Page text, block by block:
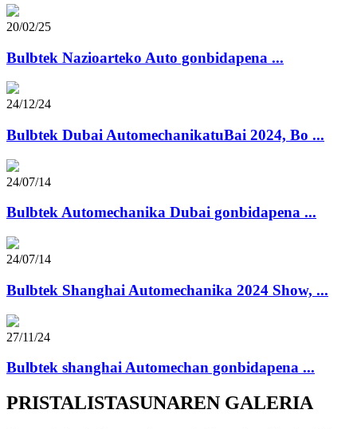
20/02/25
Bulbtek Nazioarteko Auto gonbidapena ...
24/12/24
Bulbtek Dubai AutomechanikatuBai 2024, Bo ...
24/07/14
Bulbtek Automechanika Dubai gonbidapena ...
24/07/14
Bulbtek Shanghai Automechanika 2024 Show, ...
27/11/24
Bulbtek shanghai Automechan gonbidapena ...
PRISTALISTASUNAREN GALERIA